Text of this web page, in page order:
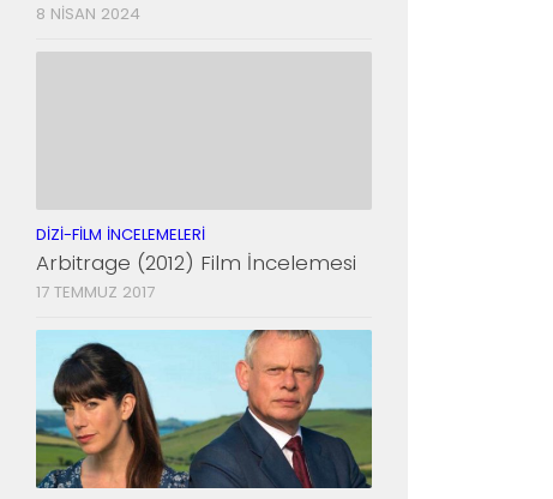
8 NISAN 2024
DIZI-FILM İNCELEMELERI
Arbitrage (2012) Film İncelemesi
17 TEMMUZ 2017